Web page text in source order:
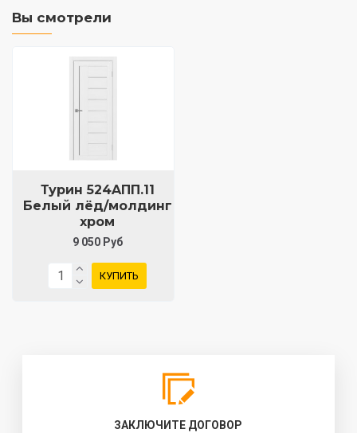
Вы смотрели
Турин 524AПП.11
Белый лёд/молдинг
хром
9 050 Руб
КУПИТЬ
ЗАКЛЮЧИТЕ ДОГОВОР